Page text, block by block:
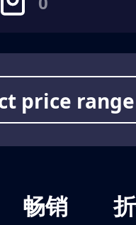
price range
畅销